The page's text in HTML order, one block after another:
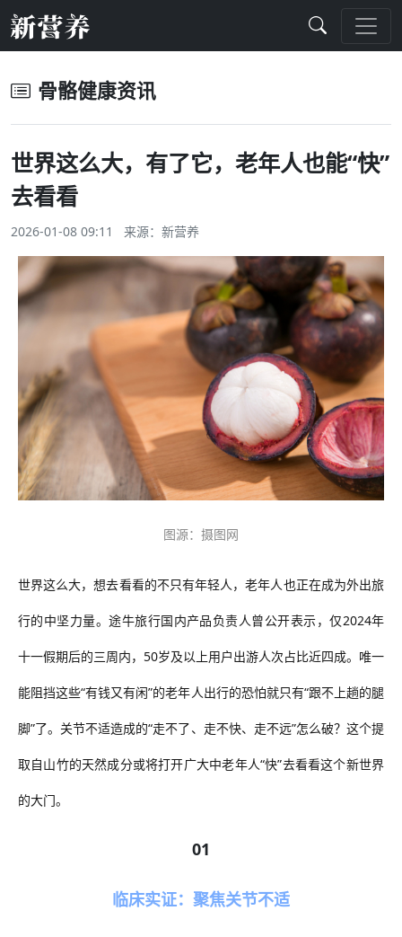
骨骼健康资讯
世界这么大，有了它，老年人也能“快”
去看看
2026-01-08 09:11 来源： 新营养
图源：摄图网
世界这么大，想去看看的不只有年轻人，老年人也正在成为外出旅
行的中坚力量。途牛旅行国内产品负责人曾公开表示，仅2024年
十一假期后的三周内， 50岁及以上用户出游人次占比近四成。唯一
能阻挡这些“有钱又有闲”的老年人出行的恐怕就只有“跟不上趟的腿
脚”了。关节不适造成的“走不了、走不快、走不远”怎么破？这个提
取自山竹的天然成分或将打开广大中老年人“快”去看看这个新世界
的大门。
01
临床实证：聚焦关节不适